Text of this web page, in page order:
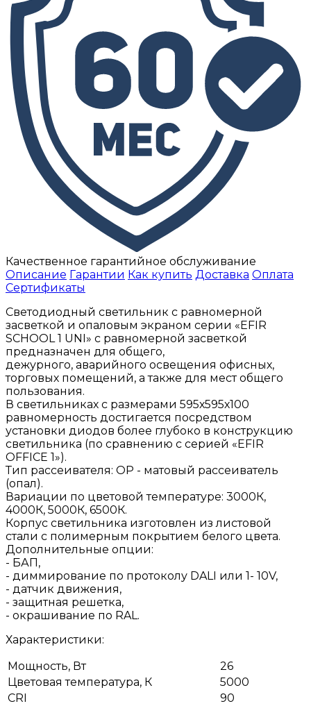
Качественное гарантийное обслуживание
Описание Гарантии Как купить Доставка Оплата
Сертификаты
Светодиодный светильник с равномерной
засветкой и опаловым экраном серии «EFIR
SCHOOL 1 UNI» с равномерной засветкой
предназначен для общего,
дежурного, аварийного освещения офисных,
торговых помещений, а также для мест общего
пользования.
В светильниках с размерами 595х595х100
равномерность достигается посредством
установки диодов более глубоко в конструкцию
светильника (по сравнению с серией «EFIR
OFFICE 1»).
Тип рассеивателя: ОР - матовый рассеиватель
(опал).
Вариации по цветовой температуре: 3000К,
4000К, 5000К, 6500К.
Корпус светильника изготовлен из листовой
стали с полимерным покрытием белого цвета.
Дополнительные опции:
- БАП,
- диммирование по протоколу DALI или 1- 10V,
- датчик движения,
- защитная решетка,
- окрашивание по RAL.
Характеристики:
Мощность, Вт
26
Цветовая температура, К
5000
CRI
90